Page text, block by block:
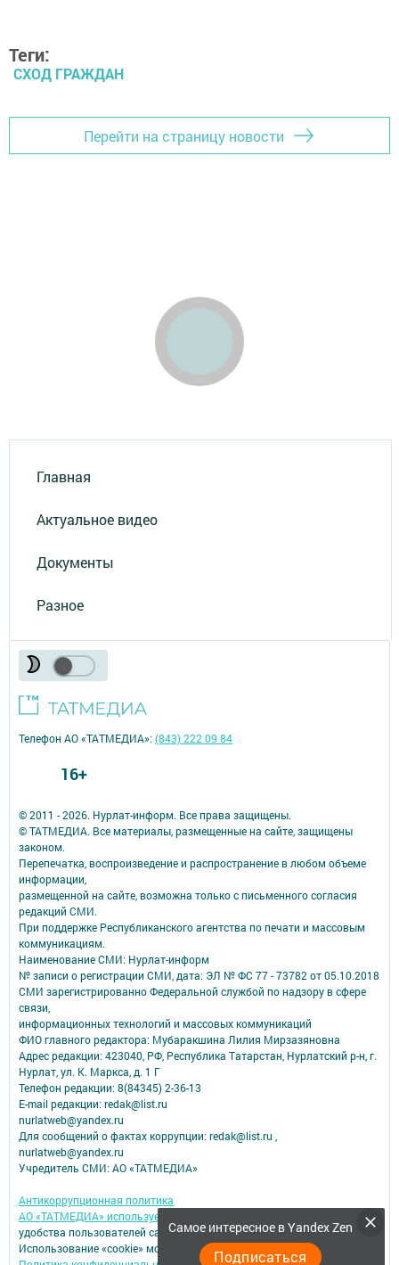
Теги:
СХОД ГРАЖДАН
Перейти на страницу новости
Главная
Актуальное видео
Документы
Разное
Самое интересное в Yandex Zen
Подписаться
© 2011 - 2026. Нурлат-⁠информ. Все права защищены.
© ТАТМЕДИА. Все материалы, размещенные на сайте, защищены
законом.
Перепечатка, воспроизведение и распространение в любом объеме
информации,
размещенной на сайте, возможна только с письменного согласия
редакций СМИ.
При поддержке Республиканского агентства по печати и массовым
коммуникациям.
Наименование СМИ: Нурлат-⁠информ
№ записи о регистрации СМИ, дата: ЭЛ № ФС 77 -⁠ 73782 от 05.10.2018
СМИ зарегистрированно Федеральной службой по надзору в сфере
связи,
информационных технологий и массовых коммуникаций
ФИО главного редактора: Мубаракшина Лилия Мирзазяновна
Адрес редакции: 423040, РФ, Республика Татарстан, Нурлатский р-н, г.
Нурлат, ул. К. Маркса, д. 1 Г
Телефон редакции: 8(84345) 2-36-13
E-mail редакции: redak@list.ru
nurlatweb@yandex.ru
Для сообщений о фактах коррупции: redak@list.ru ,
nurlatweb@yandex.ru
Учредитель СМИ: АО «ТАТМЕДИА»
Антикоррупционная политика
АО «ТАТМЕДИА» использует «cookie»
для персонализации сервисов и
удобства пользователей сайтом.
Использование «cookie» можно отменить в настройках браузера.
Телефон АО «ТАТМЕДИА»:(843) 222 09 84
16+